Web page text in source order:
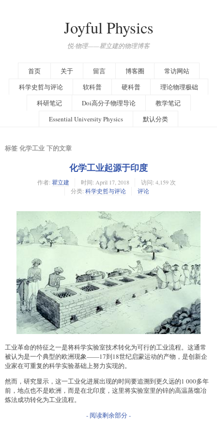
Joyful Physics
悦·物理——瞿立建的物理博客
首页 关于 留言 博客圈
常访网站
科学史哲与评论
软科普 硬科普
理论物理极础
科研笔记
Doi高分子物理导论
教学笔记
Essential University Physics
默认分类
标签 化学工业 下的文章
化学工业起源于印度
作者: 瞿立建 时间: April 17, 2018
访问: 4,159 次
分类: 科学史哲与评论 评论
工业革命的特征之一是将科学实验室技术转化为可行的工业流程。这通常
被认为是一个典型的欧洲现象——17到18世纪启蒙运动的产物，是创新企
业家在可重复的科学实验基础上努力实现的。
然而，研究显示，这一工业化进展出现的时间要追溯到更久远的1 000多年
前，地点也不是欧洲，而是在北印度，这里将实验室里的锌的高温蒸馏冶
炼法成功转化为工业流程。
- 阅读剩余部分 -